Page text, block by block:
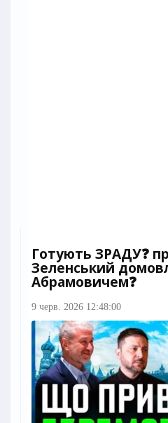
Готують ЗРАДУ❓
Зеленський
Абрамовичем❓
9 черв. 2026 12:48:00